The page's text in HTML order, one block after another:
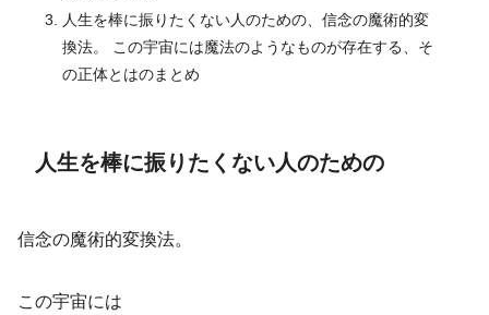
人生を棒に振りたくない人のための、信念の魔術的変
換法。 この宇宙には魔法のようなものが存在する、そ
の正体とはのまとめ
人生を棒に振りたくない人のための
信念の魔術的変換法。
この宇宙には